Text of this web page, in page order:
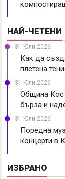
НАЙ-ЧЕТЕНИ
31 Юли 2026
Как да
плетена
31 Юли 2026
Община
бърза и
31 Юли 2026
Поредна
концерти в
ИЗБРАНО